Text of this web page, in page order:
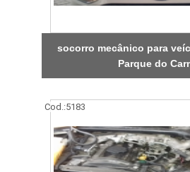
socorro mecânico para
Parque do
Cod.:5183